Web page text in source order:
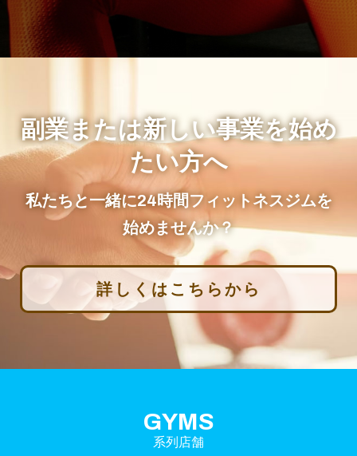
副業または新しい事業を始め
たい方へ
私たちと一緒に24時間フィットネスジムを
始めませんか？
詳しくはこちらから
GYMS
系列店舗